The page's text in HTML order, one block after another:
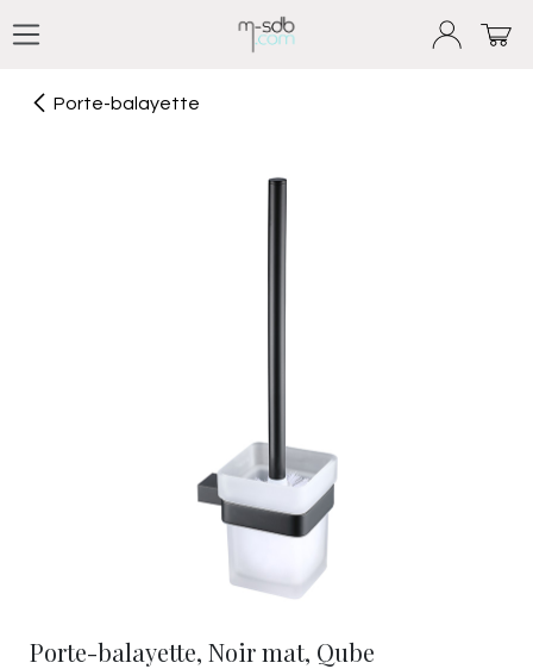
Porte-balayette
Porte-balayette, Noir mat, Qube